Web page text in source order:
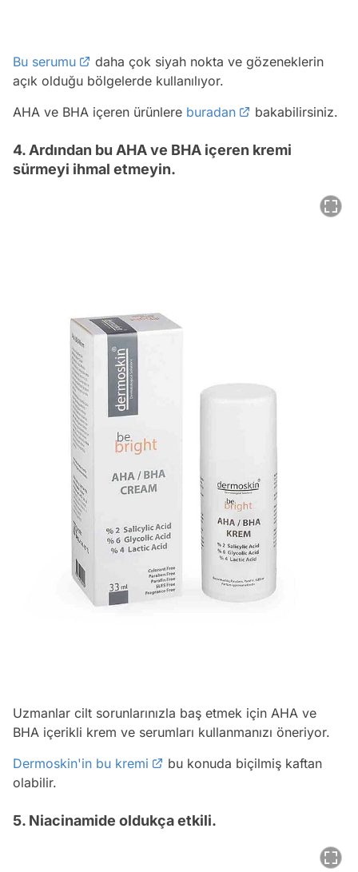
Bu serumu
daha çok siyah nokta ve gözeneklerin
açık olduğu bölgelerde kullanılıyor.
AHA ve BHA içeren ürünlere buradan bakabilirsiniz.
4. Ardından bu AHA ve BHA içeren kremi
sürmeyi ihmal etmeyin.
Uzmanlar cilt sorunlarınızla baş etmek için AHA ve
BHA içerikli krem ve serumları kullanmanızı öneriyor.
Dermoskin'in bu kremi
bu konuda biçilmiş kaftan
olabilir.
5. Niacinamide oldukça etkili.